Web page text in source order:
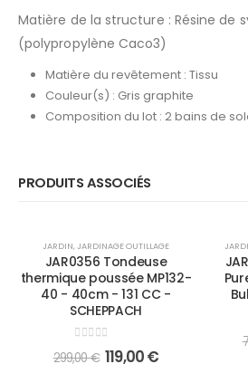
Matière de la structure : Résine de
(polypropylène Caco3)
Matière du revêtement : Tissu
Couleur(s) : Gris graphite
Composition du lot : 2 bains de
PRODUITS ASSOCIÉS
-60%
JARDIN,JARDINAGE OUTILLAGE
JAR0356 Tondeuse
thermique poussée MP132-
40 - 40cm - 131 CC -
SCHEPPACH
out of 5
299,00€ 119,00€